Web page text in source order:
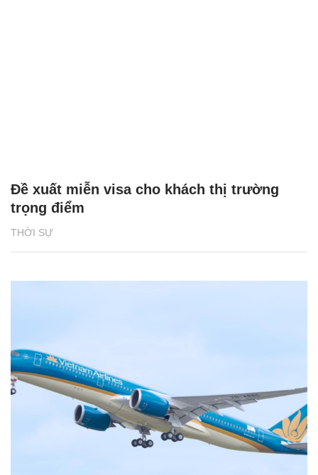
THỜI SỰ
Đề xuất miễn visa cho khách thị trường
trọng điểm